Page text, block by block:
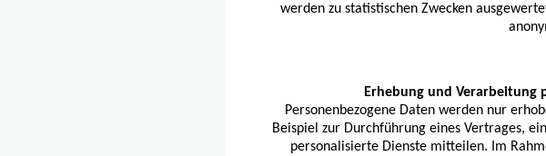
werden zu statistischen Zwecken
Erhebung und Verarbeitung
Personenbezogene Daten werden nur
Beispiel zur Durchführung eines Vertrages,
personalisierte Dienste mitteilen. Im